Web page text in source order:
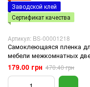
Заводской клей
Сертификат качества
Артикул: BS-00001218
Самоклеющаяся пленка
мебели межкомнатных
декора интерьера голубая с
золотом 0,45х10м SW-
00001218
179.00 грн 470.40 грн